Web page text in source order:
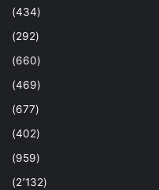
(434)
(292)
(660)
(469)
(677)
(402)
(959)
(2٬132)